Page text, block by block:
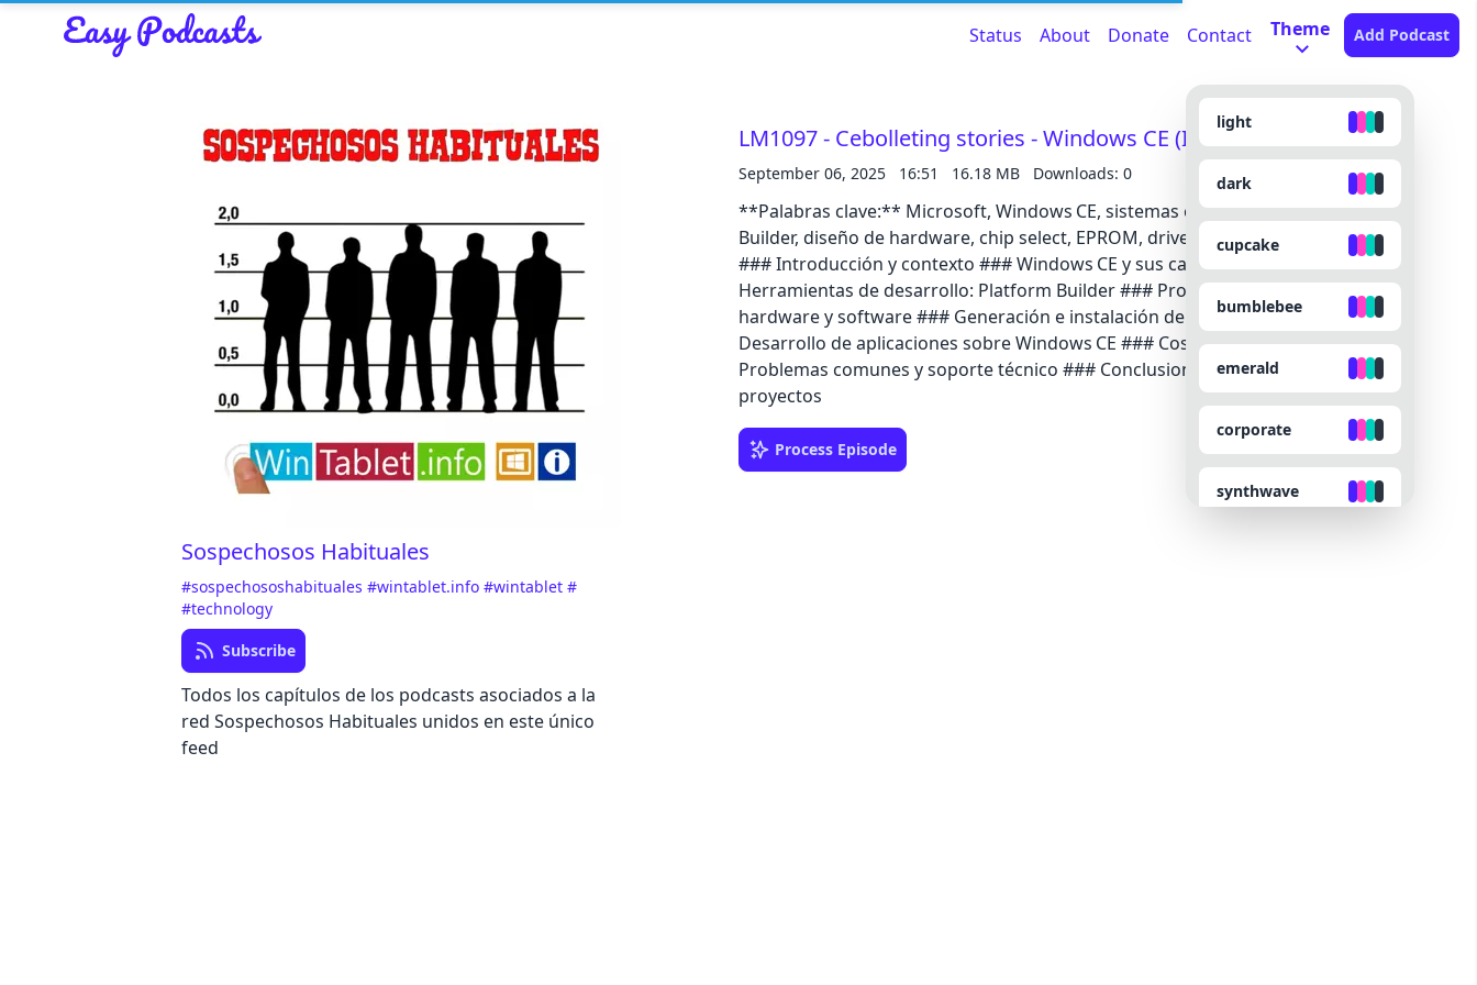
here
Cancel Save
Status About Donate Contact Theme
light
dark
cupcake
bumblebee
emerald
corporate
synthwave
Add Podcast
Sospechosos Habituales
#sospechososhabituales#wintablet.info#wintablet#
#technology
Subscribe
Todos los capítulos de los podcasts asociados a la
red Sospechosos Habituales unidos en este único
feed
LM1097 - Cebolleting stories - Windows CE (I de III)
September 06, 2025 16:51 16.18 MB Downloads: 0
**Palabras clave:** Microsoft, Windows CE, sistemas embebidos, Platform
Builder, diseño de hardware, chip select, EPROM, drivers, Windows Mobile ---
### Introducción y contexto ### Windows CE y sus características ###
Herramientas de desarrollo: Platform Builder ### Proceso de diseño de
hardware y software ### Generación e instalación del sistema operativo ###
Desarrollo de aplicaciones sobre Windows CE ### Costos y complejidad ###
Problemas comunes y soporte técnico ### Conclusiones sobre la viabilidad de
proyectos
Process Episode